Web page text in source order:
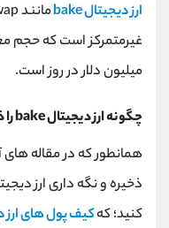
ارز دیجیتال bake
میلیون دلار در روز است.
چگونه ارز دیجیتال bake را ذخیره کنم؟
همانطور که در مقاله های
ذخیره و نگه داری ارز
کنید؛ کهکیف پول های ارز
تلفن
بدون پیش شماره
اینستاگرام
کانال بله